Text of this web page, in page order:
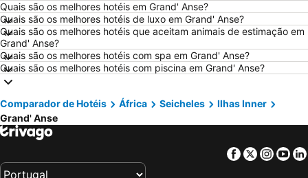
Hotéis em Porto Santo
Hotéis em Isla Canela
Hotéis em Sangenjo
Hotéis em Vila Nova de Milfontes
Hotéis em Vilamoura
Hotéis em Vigo
Hotéis em Roma
Hotéis em Espanha
Hotéis em Maiorca
Hotéis em Andaluzia
Hotéis em Minorca
Hotéis em Ibiza
Hotéis em Galiza
Hotéis em Douro
Quais são os melhores hotéis em Grand' Anse?
Quais são os melhores hotéis de luxo em Grand' Anse?
Quais são os melhores hotéis que aceitam animais de estimação em
Grand' Anse?
Quais são os melhores hotéis com spa em Grand' Anse?
Quais são os melhores hotéis com piscina em Grand' Anse?
Comparador de Hotéis África Seicheles
Ilhas Inner
Grand' Anse
Facebook
Twitter